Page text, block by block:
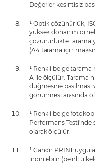
Değerler kesintisiz
¹ Optik çözünürlük,
yüksek donanım
çözünürlükte tarama
(A4 tarama için
¹ Renkli belge tarama
A ile ölçülür. Tarama
düğmesine
görünmesi arasında
¹ Renkli belge fotokopi
Performans Testi'nde
olarak ölçülür.
¹ Canon PRINT
indirilebilir (belirli